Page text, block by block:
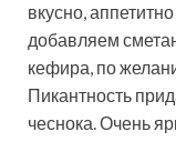
вкусно,
добавляем
кефира, по
Пикантность
чеснока. Очень